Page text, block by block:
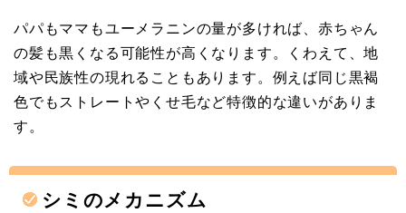
パパもママもユーメラニンの量が多ければ、赤ちゃん
の髪も黒くなる可能性が高くなります。くわえて、地
域や民族性の現れることもあります。例えば同じ黒褐
色でもストレートやくせ毛など特徴的な違いがありま
す。
シミのメカニズム